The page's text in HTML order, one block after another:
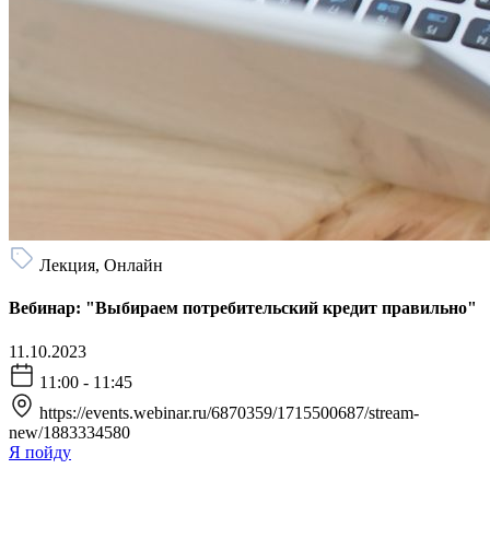
Лекция, Онлайн
Вебинар: "Выбираем потребительский кредит правильно"
11.10.2023
11:00 - 11:45
https://events.webinar.ru/6870359/1715500687/stream-
new/1883334580
Я пойду